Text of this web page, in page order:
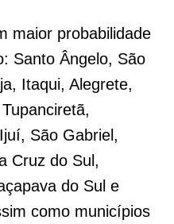
maior probabilidade
Santo Ângelo, São
Itaqui, Alegrete,
São Gabriel,
Cruz do Sul,
do Sul e
como municípios